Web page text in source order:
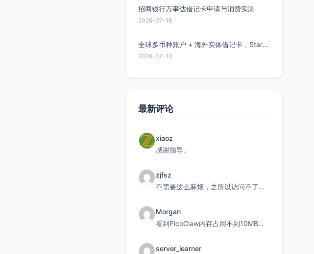
招商银行万事达借记卡申请与消费实测
2026-07-16
全球多币种账户 + 海外实体借记卡，Starryblu开户教程与注意事项
2026-07-10
最新评论
xiaoz
感谢指导。
zjfsz
不需要这么麻烦，之所以访问不了，是由于非对称路由的问题，在爱快主路由添加一条静态路由192.168.
Morgan
看到PicoClaw内存占用不到10MB这个数据真的很惊喜，确实很适合我这种想用旧设备折腾AI的小白
server_learner